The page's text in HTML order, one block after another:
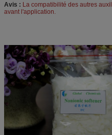
Avis : La compatibilité des autres
avant l'application.